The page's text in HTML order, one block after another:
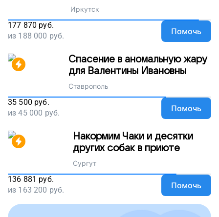
Иркутск
177 870 руб.
из 188 000 руб. Помочь
Спасение в аномальную жару
для Валентины Ивановны
Ставрополь
35 500 руб.
из45 000 руб. Помочь
Накормим Чаки и десятки
других собак в приюте
Сургут
136 881 руб.
из 163 200 руб. Помочь